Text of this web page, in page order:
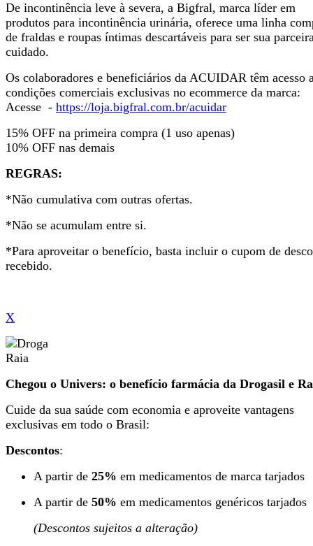
De incontinência leve à severa, a Bigfral, marca líder em
produtos para incontinência urinária, oferece uma linha
de fraldas e roupas íntimas descartáveis para ser sua
cuidado.
Os colaboradores e beneficiários da ACUIDAR têm acesso
condições comerciais exclusivas no ecommerce da marca:
Acesse - https://loja.bigfral.com.br/acuidar
15% OFF na primeira compra (1 uso apenas)
10% OFF nas demais
REGRAS:
*Não cumulativa com outras ofertas.
*Não se acumulam entre si.
*Para aproveitar o benefício, basta incluir o cupom de
recebido.
X
Chegou o Univers: o benefício farmácia da Drogasil e
Cuide da sua saúde com economia e aproveite vantagens
exclusivas em todo o Brasil:
Descontos:
A partir de 25% em medicamentos de marca tarjados
A partir de 50% em medicamentos genéricos tarjados
(Descontos sujeitos a alteração)